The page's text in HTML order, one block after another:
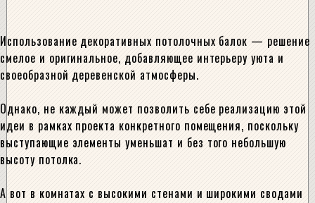
Использование декоративных потолочных балок — решение
смелое и оригинальное, добавляющее интерьеру уюта и
своеобразной деревенской атмосферы.
Однако, не каждый может позволить себе реализацию этой
идеи в рамках проекта конкретного помещения, поскольку
выступающие элементы уменьшат и без того небольшую
высоту потолка.
А вот в комнатах с высокими стенами и широкими сводами